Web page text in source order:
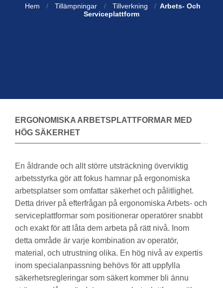
Hem / Tillämpningar / Tillverkning / Arbets- Och
Serviceplattform
ERGONOMISKA ARBETSPLATTFORMAR MED
HÖG SÄKERHET
En åldrande och allt större utsträckning överviktig
arbetsstyrka gör att fokus hamnar på ergonomiska
arbetsplatser som omfattar säkerhet och pålitlighet.
Detta driver på efterfrågan på ergonomiska Arbets- och
serviceplattformar som positionerar operatörer snabbt
och exakt för att låta dem arbeta på rätt nivå. Inom
detta område är varje kombination av operatör,
material, och utrustning olika. En hög nivå av expertis
inom specialanpassning behövs för att uppfylla
säkerhetsregleringar som säkert kommer bli ännu